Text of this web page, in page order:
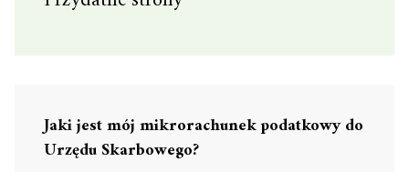
Jaki jest mój mikrorachunek podatkowy do
Urzędu Skarbowego?